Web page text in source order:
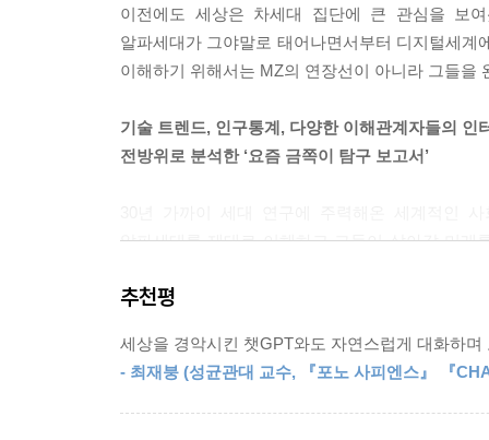
아이패드를 빼앗는 것을 이렇게 설명했다. “그건
---「위대한 스크린 시대」중에서
성이 매우 강한 알파세대는 집을 소유하려는 열망
---「알파세대의 라이프스타일」중에서
---「알파세대 소비자」중에서
지금은 집 전화가 필요 없어 보이지만, 자녀의 친
이전에도 세상은 차세대 집단에 큰 관심을 보
알파세대가 그야말로 태어나면서부터 디지털세
이해하기 위해서는 MZ의 연장선이 아니라 그들을
기술 트렌드, 인구통계, 다양한 이해관계자들의 인
전방위로 분석한 ‘요즘 금쪽이 탐구 보고서’
알파세대를 제대로 이해하고 그들이 살아갈 미래
직업까지 알파세대의 다양한 삶의 단계를 분석
관한 다음과 같은 궁금증의 답을 이 책에서 얻을 수
*디지털세계만 경험하며 자란 그들의 미래는 어떤
추천평
세상을 경악시킨 챗GPT와도 자연스럽게 대화하
- 최재붕 (성균관대 교수, 『포노 사피엔스』 『